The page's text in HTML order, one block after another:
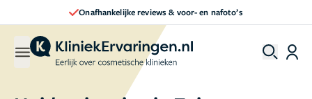
Direct een afspraak maken